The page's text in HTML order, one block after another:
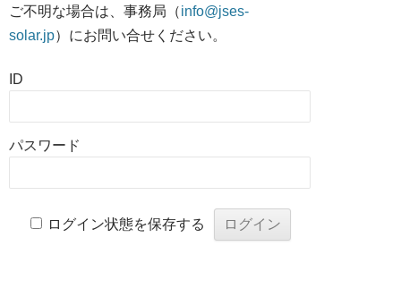
ご不明な場合は、事務局（info@jses-
solar.jp）にお問い合せください。
ID
パスワード
ログイン状態を保存する